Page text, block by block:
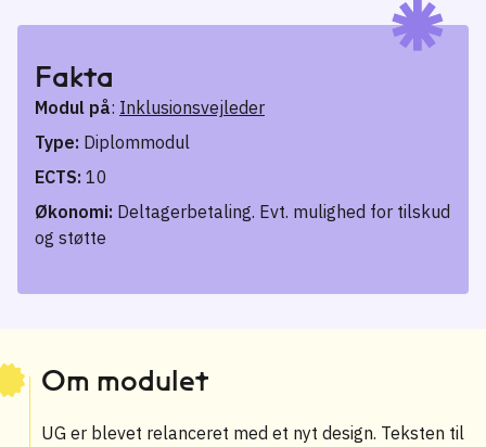
Fakta
Modul på: Inklusionsvejleder
Type: Diplommodul
ECTS: 10
Økonomi: Deltagerbetaling. Evt. mulighed for tilskud
og støtte
Om modulet
UG er blevet relanceret med et nyt design. Teksten til